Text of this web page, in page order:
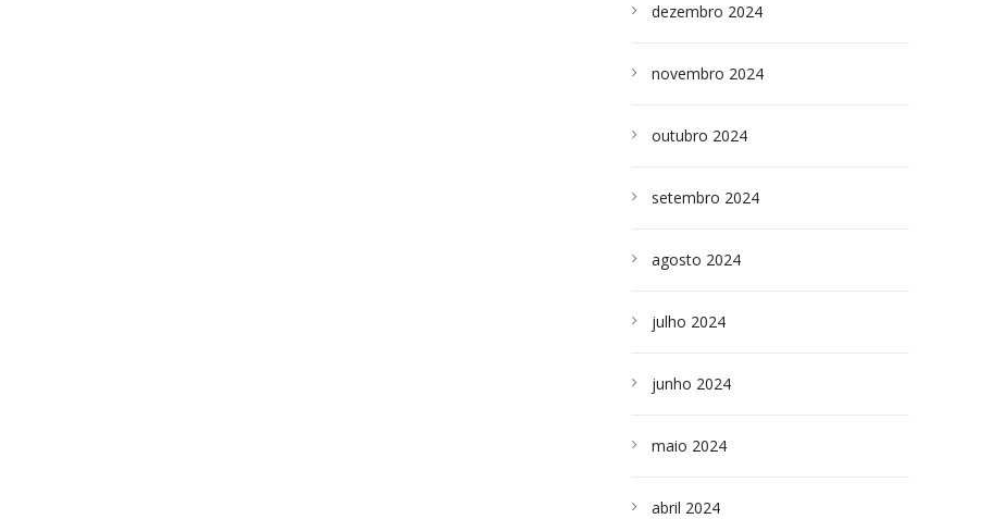
dezembro 2024
novembro 2024
outubro 2024
setembro 2024
agosto 2024
julho 2024
junho 2024
maio 2024
abril 2024